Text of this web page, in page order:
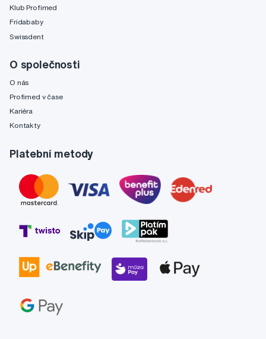
Klub Profimed
Fridababy
Swissdent
O společnosti
O nás
Profimed v čase
Kariéra
Kontakty
Platební metody